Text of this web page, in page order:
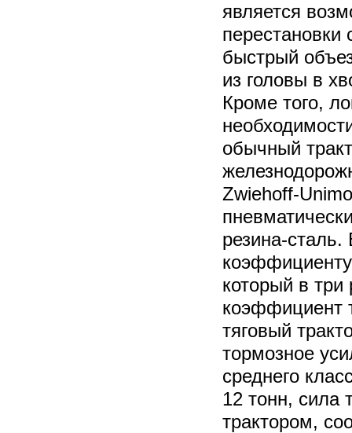
является
перестановки
быстрый
из головы в
Кроме того,
обычный
Zwiehoff-
резина-
который в
коэффициент
тяговый
тормозное
среднего
12 тонн, сила
трактором,